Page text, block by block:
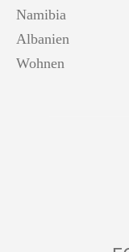
Namibia
Albanien
Wohnen